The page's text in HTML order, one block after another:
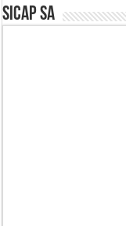
SICAP SA